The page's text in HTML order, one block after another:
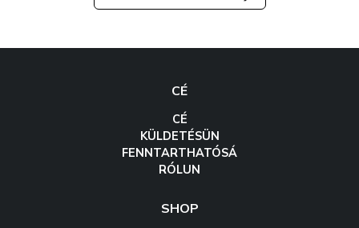
CÉ
CÉ
KÜLDETÉSÜN
FENNTARTHATÓSÁ
RÓLUN
SHOP